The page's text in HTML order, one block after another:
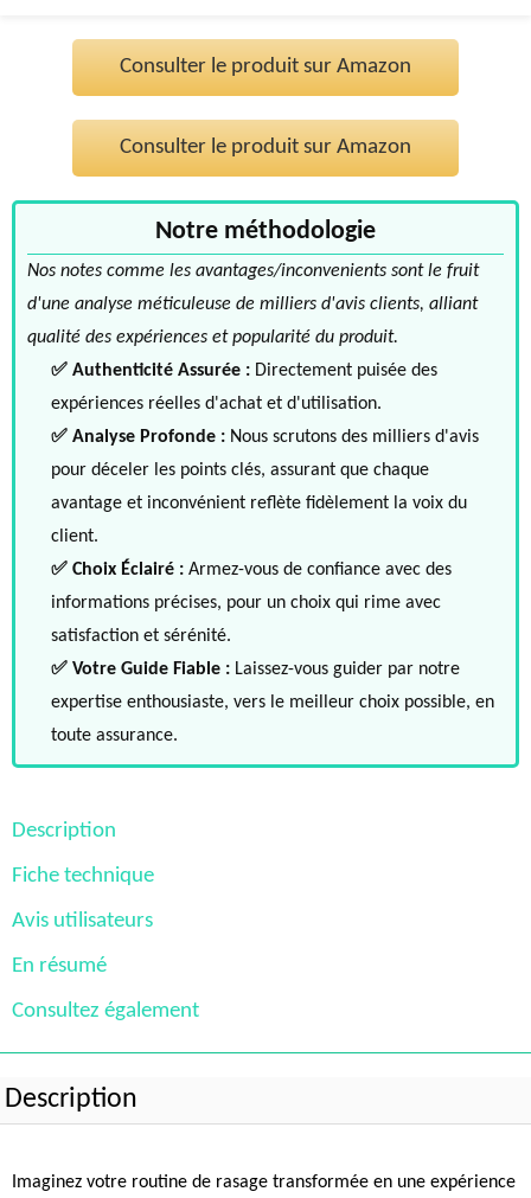
Consulter le produit sur Amazon
Consulter le produit sur Amazon
Notre méthodologie
Nos notes comme les avantages/inconvenients sont le fruit
d'une analyse méticuleuse de milliers d'avis clients, alliant
qualité des expériences et popularité du produit.
✅ Authenticité Assurée : Directement puisée des
expériences réelles d'achat et d'utilisation.
✅ Analyse Profonde : Nous scrutons des milliers d'avis
pour déceler les points clés, assurant que chaque
avantage et inconvénient reflète fidèlement la voix du
client.
✅ Choix Éclairé : Armez-vous de confiance avec des
informations précises, pour un choix qui rime avec
satisfaction et sérénité.
✅ Votre Guide Fiable : Laissez-vous guider par notre
expertise enthousiaste, vers le meilleur choix possible, en
toute assurance.
Description
Fiche technique
Avis utilisateurs
En résumé
Consultez également
Description
Imaginez votre routine de rasage transformée en une expérience